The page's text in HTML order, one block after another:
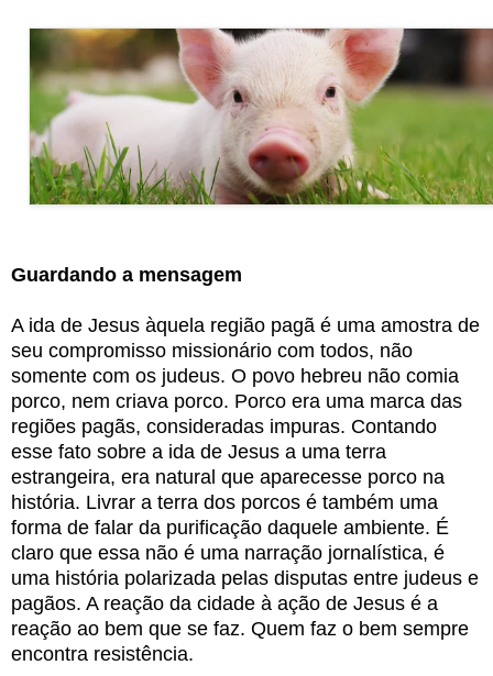
Guardando a mensagem
A ida de Jesus àquela região pagã é uma amostra de
seu compromisso missionário com todos, não
somente com os judeus. O povo hebreu não comia
porco, nem criava porco. Porco era uma marca das
regiões pagãs, consideradas impuras. Contando
esse fato sobre a ida de Jesus a uma terra
estrangeira, era natural que aparecesse porco na
história. Livrar a terra dos porcos é também uma
forma de falar da purificação daquele ambiente. É
claro que essa não é uma narração jornalística, é
uma história polarizada pelas disputas entre judeus e
pagãos. A reação da cidade à ação de Jesus é a
reação ao bem que se faz. Quem faz o bem sempre
encontra resistência.